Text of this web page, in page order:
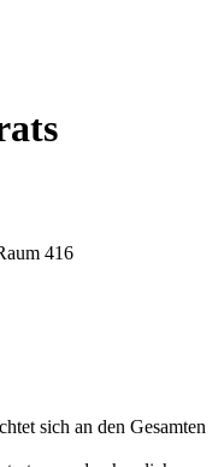
416
sich an den Gesamten